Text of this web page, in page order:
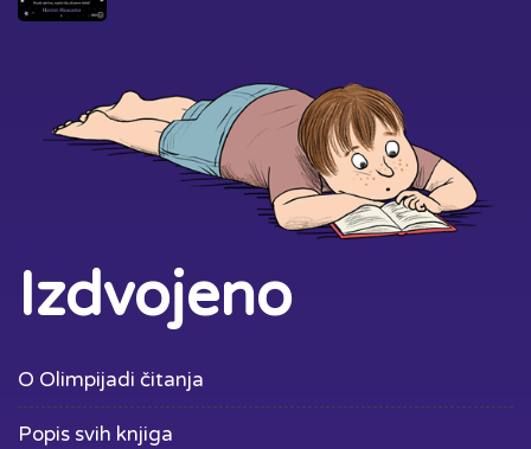
Izdvojeno
O Olimpijadi čitanja
Popis svih knjiga